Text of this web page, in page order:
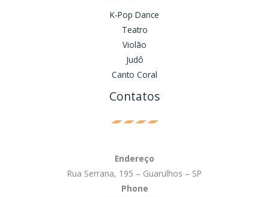
K-Pop Dance
Teatro
Violão
Judô
Canto Coral
Contatos
Endereço
Rua Serrana, 195 – Guarulhos – SP
Phone